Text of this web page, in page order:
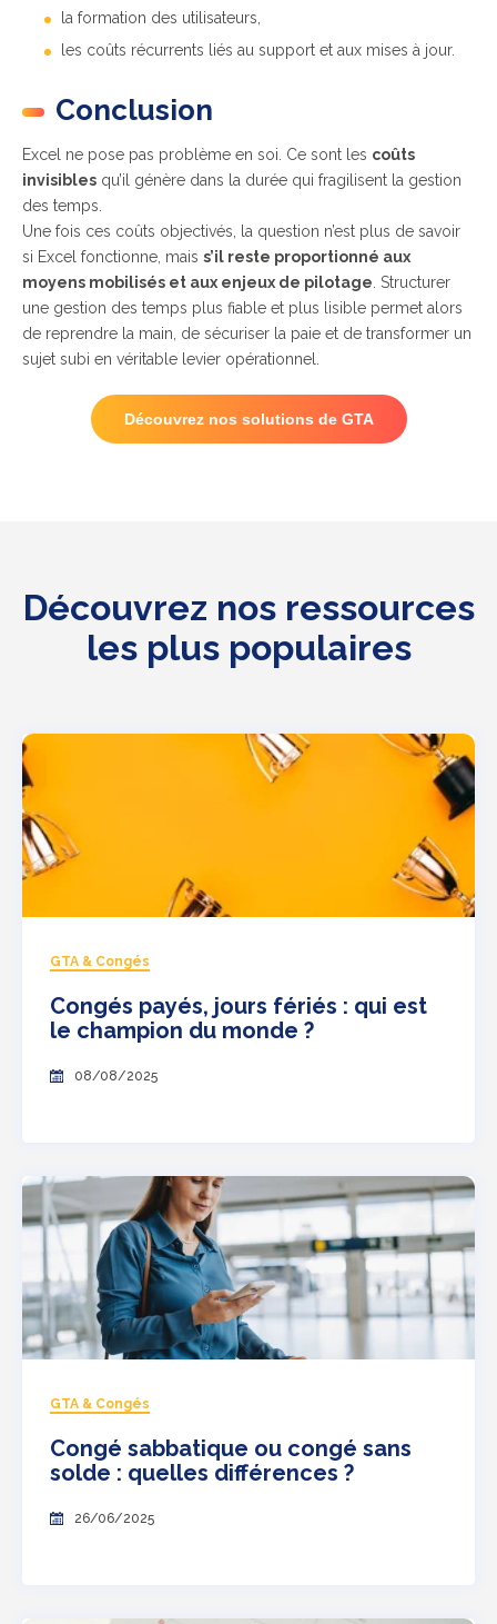
la formation des utilisateurs,
les coûts récurrents liés au support et aux mises à jour.
Conclusion
Excel ne pose pas problème en soi. Ce sont les coûts
invisibles qu’il génère dans la durée qui fragilisent la gestion
des temps.
Une fois ces coûts objectivés, la question n’est plus de savoir
si Excel fonctionne, mais s’il reste proportionné aux
moyens mobilisés et aux enjeux de pilotage . Structurer
une gestion des temps plus fiable et plus lisible permet alors
de reprendre la main, de sécuriser la paie et de transformer un
sujet subi en véritable levier opérationnel.
Découvrez nos solutions de GTA
Découvrez nos ressources
les plus populaires
GTA & Congés
Congés payés, jours fériés : qui est
le champion du monde ?
08/08/2025
GTA & Congés
Congé sabbatique ou congé sans
solde : quelles différences ?
26/06/2025